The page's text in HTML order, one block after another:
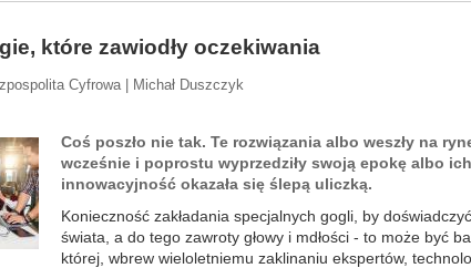
które zawiodły oczekiwania
Cyfrowa | Michał Duszczyk
Coś poszło nie tak. Te rozwiązania albo weszły na
wcześnie i poprostu wyprzedziły swoją epokę albo ich
innowacyjność okazała się ślepą uliczką.
Konieczność zakładania specjalnych gogli, by
świata, a do tego zawroty głowy i mdłości - to może być
której, wbrew wieloletniemu zaklinaniu ekspertów,